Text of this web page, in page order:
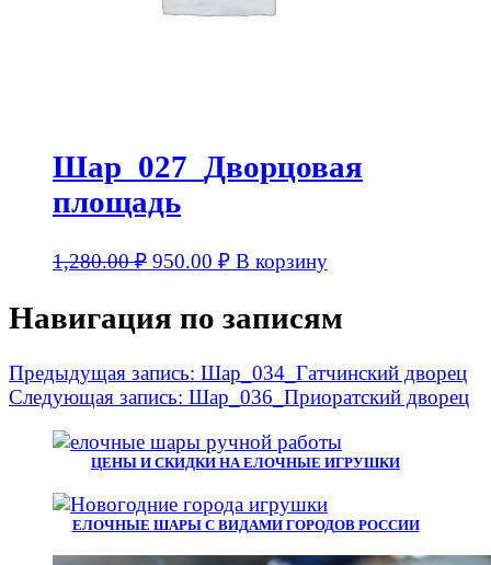
Шар_027_Дворцовая
площадь
1,280.00₽ 950.00 ₽ В корзину
Навигация по записям
Предыдущая запись: Шар_034_Гатчинский дворец
Следующая запись: Шар_036_Приоратский дворец
ЦЕНЫ И СКИДКИ НА ЕЛОЧНЫЕ ИГРУШКИ
ЕЛОЧНЫЕ ШАРЫ С ВИДАМИ ГОРОДОВ РОССИИ